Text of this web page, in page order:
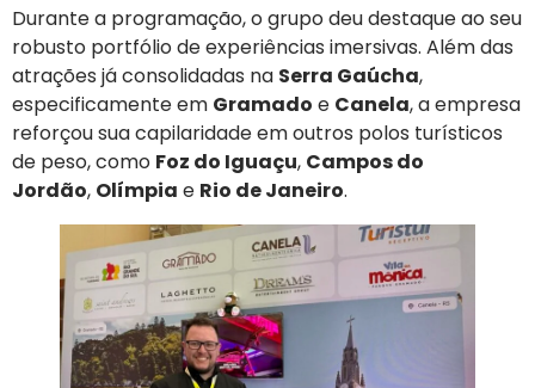
Durante a programação, o grupo deu destaque ao seu
robusto portfólio de experiências imersivas. Além das
atrações já consolidadas na Serra Gaúcha,
especificamente em Gramado e Canela, a empresa
reforçou sua capilaridade em outros polos turísticos
de peso, como Foz do Iguaçu, Campos do
Jordão, Olímpia e Rio de Janeiro.